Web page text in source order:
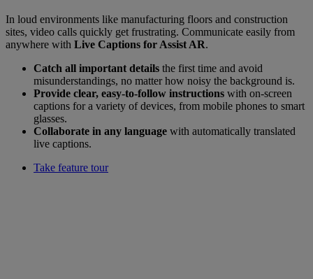
In loud environments like manufacturing floors and construction
sites, video calls quickly get frustrating. Communicate easily from
anywhere with Live Captions for Assist AR.
Catch all important details the first time and avoid
misunderstandings, no matter how noisy the background is.
Provide clear, easy-to-follow instructions with on-screen
captions for a variety of devices, from mobile phones to smart
glasses.
Collaborate in any language with automatically translated
live captions.
Take feature tour